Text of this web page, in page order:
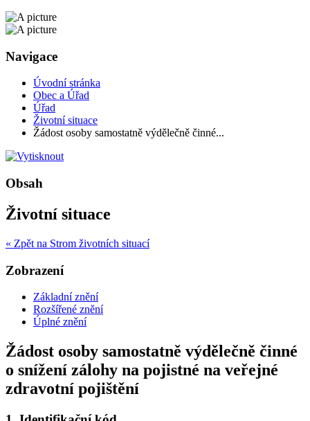
Navigace
Úvodní stránka
Obec a Úřad
Úřad
Životní situace
Žádost osoby samostatně výdělečně činné...
Obsah
Životní situace
« Zpět na Strom životních situací
Zobrazení
Základní znění
Rozšířené znění
Úplné znění
Žádost osoby samostatně výdělečně činné
o snížení zálohy na pojistné na veřejné
zdravotní pojištění